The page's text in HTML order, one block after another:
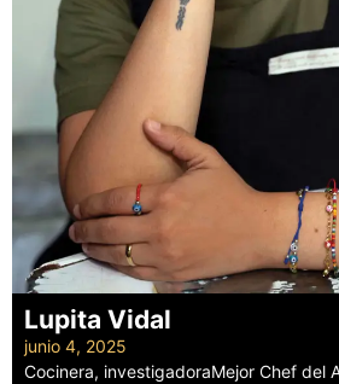
Lupita Vidal
junio 4, 2025
Cocinera, investigadoraMejor Chef del